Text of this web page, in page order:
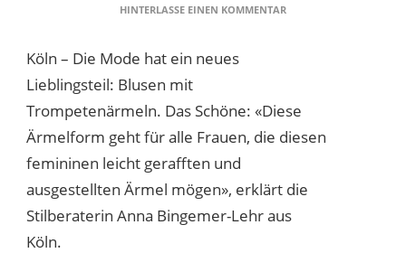
HINTERLASSE EINEN KOMMENTARZU
TRAGEN
Köln – Die Mode hat ein neues
Lieblingsteil: Blusen mit
Trompetenärmeln. Das Schöne: «Diese
Ärmelform geht für alle Frauen, die diesen
femininen leicht gerafften und
ausgestellten Ärmel mögen», erklärt die
Stilberaterin Anna Bingemer-Lehr aus
Köln.